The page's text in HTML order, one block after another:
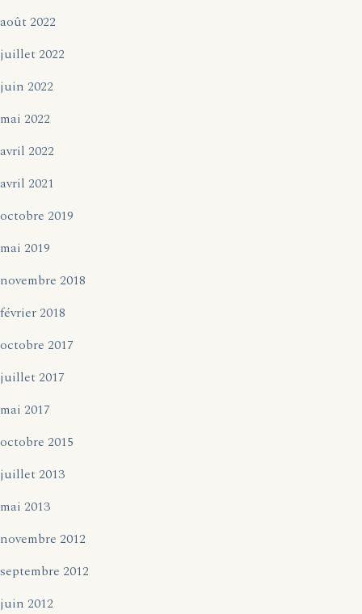
août 2022
juillet 2022
juin 2022
mai 2022
avril 2022
avril 2021
octobre 2019
mai 2019
novembre 2018
février 2018
octobre 2017
juillet 2017
mai 2017
octobre 2015
juillet 2013
mai 2013
novembre 2012
septembre 2012
juin 2012